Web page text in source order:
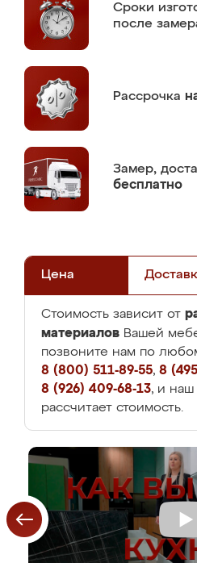
Сроки
после
Рассрочка
Замер,
бесплатно
Цена
Стоимость зависит от
материалов Вашей
позвоните нам по
8 (800) 511-89-55, 8
8 (926) 409-68-13, и
рассчитает стоимость.